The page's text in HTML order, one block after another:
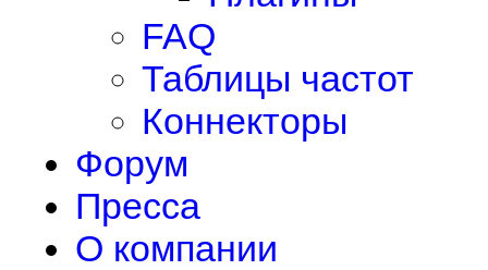
FAQ
Таблицы частот
Коннекторы
Форум
Пресса
О компании